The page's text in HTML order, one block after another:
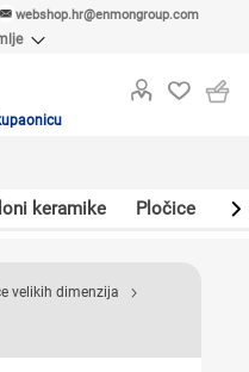
webshop.hr@enmongroup.com
keramike Pločice
velikih dimenzija